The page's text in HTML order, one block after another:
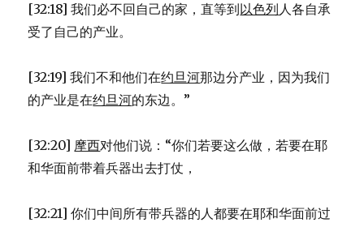
[32:18] 我们必不回自己的家，直等到以色列人各自承
受了自己的产业。
[32:19] 我们不和他们在约旦河那边分产业，因为我们
的产业是在约旦河的东边。”
[32:20] 摩西对他们说：“你们若要这么做，若要在耶
和华面前带着兵器出去打仗，
[32:21] 你们中间所有带兵器的人都要在耶和华面前过